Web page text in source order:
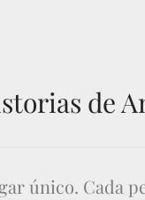
de
único. Cada